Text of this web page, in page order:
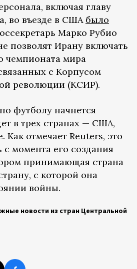
включая главу
во въезде в США было
Марко Рубио
позволят Ирану включать
чемпионата мира
с Корпусом
революции (КСИР).
футболу начнется
в трех странах — США,
Как отмечает Reuters, это
момента его создания
принимающая страна
с которой она
войны.
новости из стран Центральной